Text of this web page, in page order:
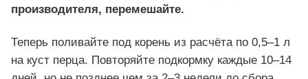
производителя, перемешайте.
Теперь поливайте под корень из расчёта по 0,5–1 л
на куст перца. Повторяйте подкормку каждые 10–14